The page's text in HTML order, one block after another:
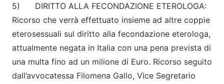
5) DIRITTO ALLA FECONDAZIONE ETEROLOGA:
Ricorso che verrà effettuato insieme ad altre coppie
eterosessuali sul diritto alla fecondazione eterologa,
attualmente negata in Italia con una pena prevista di
una multa fino ad un milione di Euro. Ricorso seguito
dall’avvocatessa Filomena Gallo, Vice Segretario